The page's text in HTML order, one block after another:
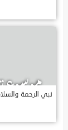
نبي الرحمة